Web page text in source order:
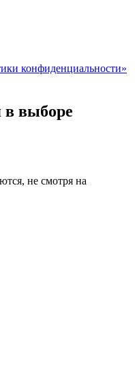
конфиденциальности»
в выборе
не смотря на